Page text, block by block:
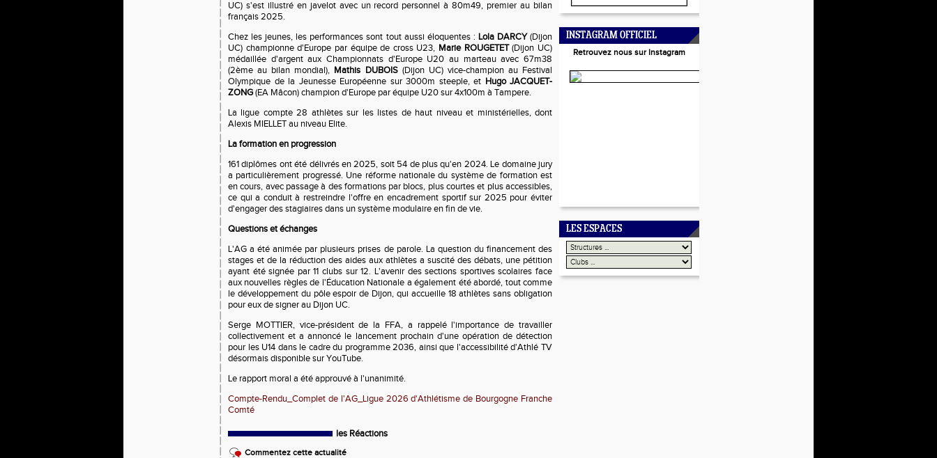
UC) s'est illustré en javelot avec un record personnel à 80m49, premier au bilan
français 2025.
Chez les jeunes, les performances sont tout aussi éloquentes : Lola DARCY(Dijon
UC) championne d'Europe par équipe de cross U23, Marie ROUGETET(Dijon UC)
médaillée d'argent aux Championnats d'Europe U20 au marteau avec 67m38
(2ème au bilan mondial), Mathis DUBOIS(Dijon UC) vice-champion au Festival
Olympique de la Jeunesse Européenne sur 3000m steeple, et Hugo JACQUET-
ZONG(EA Mâcon) champion d'Europe par équipe U20 sur 4x100m à Tampere.
La ligue compte 28 athlètes sur les listes de haut niveau et ministérielles, dont
Alexis MIELLET au niveau Elite.
La formation en progression
161 diplômes ont été délivrés en 2025, soit 54 de plus qu'en 2024. Le domaine jury
a particulièrement progressé. Une réforme nationale du système de formation est
en cours, avec passage à des formations par blocs, plus courtes et plus accessibles,
ce qui a conduit à restreindre l'offre en encadrement sportif sur 2025 pour éviter
d'engager des stagiaires dans un système modulaire en fin de vie.
Questions et échanges
L'AG a été animée par plusieurs prises de parole. La question du financement des
stages et de la réduction des aides aux athlètes a suscité des débats, une pétition
ayant été signée par 11 clubs sur 12. L'avenir des sections sportives scolaires face
aux nouvelles règles de l'Éducation Nationale a également été abordé, tout comme
le développement du pôle espoir de Dijon, qui accueille 18 athlètes sans obligation
pour eux de signer au Dijon UC.
Serge MOTTIER, vice-président de la FFA, a rappelé l'importance de travailler
collectivement et a annoncé le lancement prochain d'une opération de détection
pour les U14 dans le cadre du programme 2036, ainsi que l'accessibilité d'Athlé TV
désormais disponible sur YouTube.
Le rapport moral a été approuvé à l'unanimité.
Compte-Rendu_Complet de l'AG_Ligue 2026 d'Athlétisme de Bourgogne Franche
Comté
les Réactions
Commentez cette actualité
INSTAGRAM OFFICIEL
Retrouvez nous sur Instagram
LES ESPACES